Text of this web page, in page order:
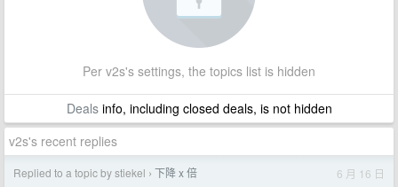
Per v2s's settings, the topics list is hidden
Dealsinfo, including closed deals, is not hidden
v2s's recent replies
Replied to a topic by stiekel › 下降 x 倍 6 月 16 日